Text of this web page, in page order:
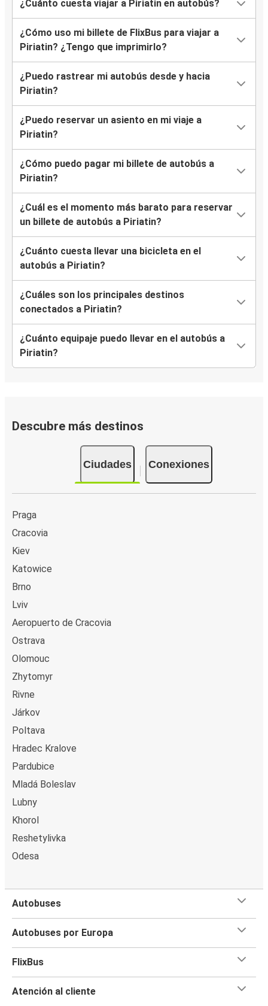
¿Cuánto cuesta viajar a Piriatin en autobús?
¿Cómo uso mi billete de FlixBus para viajar a
Piriatin? ¿Tengo que imprimirlo?
¿Puedo rastrear mi autobús desde y hacia
Piriatin?
¿Puedo reservar un asiento en mi viaje a
Piriatin?
¿Cómo puedo pagar mi billete de autobús a
Piriatin?
¿Cuál es el momento más barato para reservar
un billete de autobús a Piriatin?
¿Cuánto cuesta llevar una bicicleta en el
autobús a Piriatin?
¿Cuáles son los principales destinos
conectados a Piriatin?
¿Cuánto equipaje puedo llevar en el autobús a
Piriatin?
Descubre más destinos
Ciudades Conexiones
Praga
Cracovia
Kiev
Katowice
Brno
Lviv
Aeropuerto de Cracovia
Ostrava
Olomouc
Zhytomyr
Rivne
Járkov
Poltava
Hradec Kralove
Pardubice
Mladá Boleslav
Lubny
Khorol
Reshetylivka
Odesa
Autobuses
Autobuses por Europa
FlixBus
Atención al cliente